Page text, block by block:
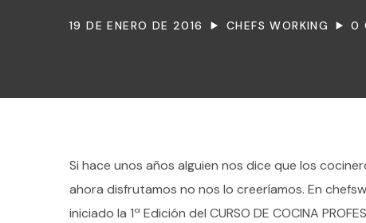
19 DE ENERO DE 2016 CHEFS WORKING 0
Si hace unos años alguien nos dice que los
ahora disfrutamos no nos lo creeríamos. En
iniciado la 1ª Edición del CURSO DE COCINA